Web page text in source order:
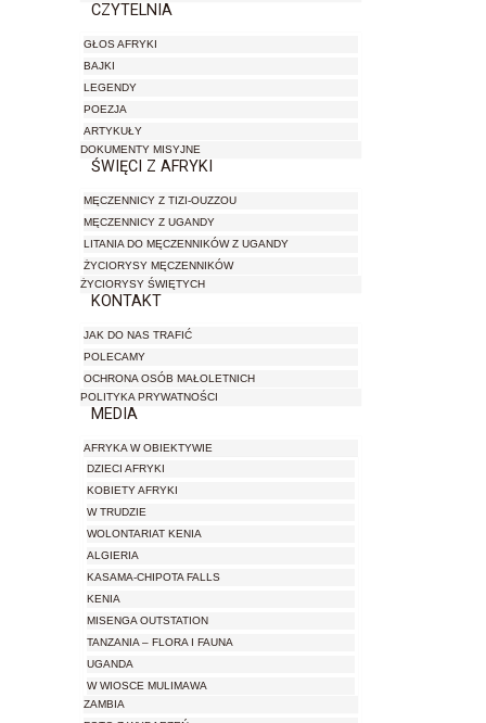
CZYTELNIA
GŁOS AFRYKI
BAJKI
LEGENDY
POEZJA
ARTYKUŁY
DOKUMENTY MISYJNE
ŚWIĘCI Z AFRYKI
MĘCZENNICY Z TIZI-OUZZOU
MĘCZENNICY Z UGANDY
LITANIA DO MĘCZENNIKÓW Z UGANDY
ŻYCIORYSY MĘCZENNIKÓW
ŻYCIORYSY ŚWIĘTYCH
KONTAKT
JAK DO NAS TRAFIĆ
POLECAMY
OCHRONA OSÓB MAŁOLETNICH
POLITYKA PRYWATNOŚCI
MEDIA
AFRYKA W OBIEKTYWIE
DZIECI AFRYKI
KOBIETY AFRYKI
W TRUDZIE
WOLONTARIAT KENIA
ALGIERIA
KASAMA-CHIPOTA FALLS
KENIA
MISENGA OUTSTATION
TANZANIA – FLORA I FAUNA
UGANDA
W WIOSCE MULIMAWA
ZAMBIA